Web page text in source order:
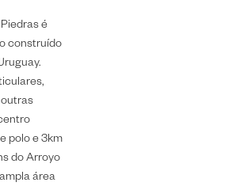
é
construído
polo e 3km
do Arroyo
área